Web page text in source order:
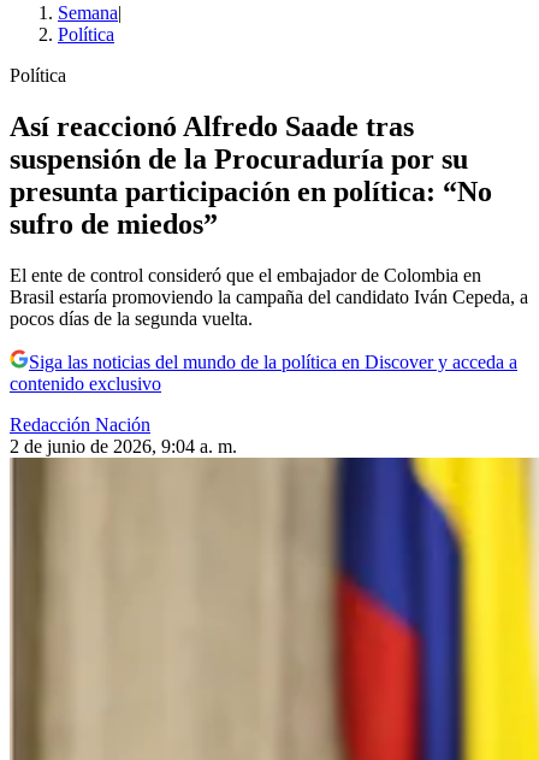
Semana|
Política
Política
Así reaccionó Alfredo Saade tras
suspensión de la Procuraduría por su
presunta participación en política: “No
sufro de miedos”
El ente de control consideró que el embajador de Colombia en
Brasil estaría promoviendo la campaña del candidato Iván Cepeda, a
pocos días de la segunda vuelta.
Siga las noticias del mundo de la política en Discover y acceda a
contenido exclusivo
Redacción Nación
2 de junio de 2026, 9:04 a. m.